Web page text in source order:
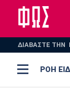
ΔΙΑΒΑΣΤΕ THN
ΡΟΗ